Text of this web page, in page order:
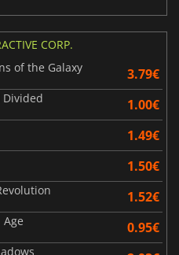
CORP.
of the Galaxy
3.79€
Divided 1.00€
1.49€
1.50€
1.52€
0.95€